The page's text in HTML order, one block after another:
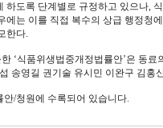
하도록 단계별로 규정하고 있으나,
에는 이를 직접 복수의 상급 행정청
한다.
‘식품위생법중개정법률안’은 동
송영길 권기술 유시민 이완구 김홍
/청원에 수록되어 있습니다.